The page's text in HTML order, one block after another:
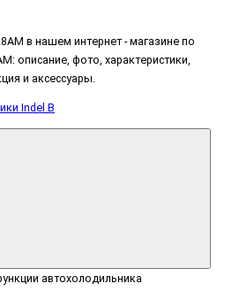
в нашем интернет - магазине по
описание, фото, характеристики,
и аксессуары.
Indel B
автохолодильника